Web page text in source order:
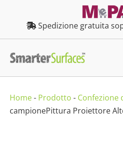
contenuto
Spedizione gratuita
Home- Prodotto - Confezione
campionePittura Proiettore